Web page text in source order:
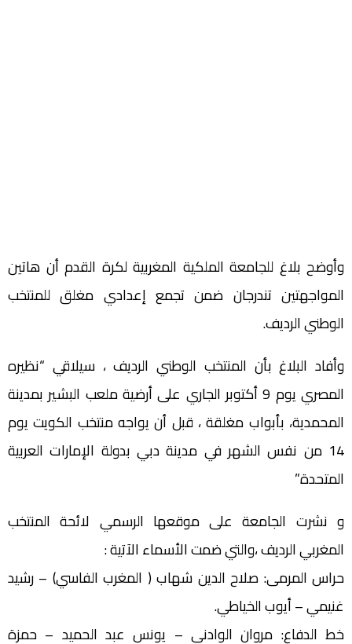
وأوضح بلاغ للجامعة الملكية المغربية لكرة القدم أن هاتين
المواجهتين تندرجان ضمن تجمع إعدادي مغلق للمنتخب
الوطني الرديف.
وأفاد البلاغ بأن المنتخب الوطني الرديف ، سيلاقي “نظيره
المصري يوم 9 أكتوبر الجاري على أرضية ملعب البشير بمدينة
المحمدية، بأبواب مغلقة ، قبل أن يواجه منتخب الكويت يوم
14 من نفس الشهر في مدينة دبي بدولة الإمارات العربية
المتحدة.”
و نشرت الجامعة على موقعها الرسمي لائحة المنتخب
المغربي الرديف ،والتي ضمت الأسماء الآتية :
حراس المرمى: صلاح الدين شهاب ( المغرب الفاسي) – رشيد
غنيمي – أيوب الخياطي.
خط الدفاع: مروان الوادني – يونس عبد الحميد – حمزة